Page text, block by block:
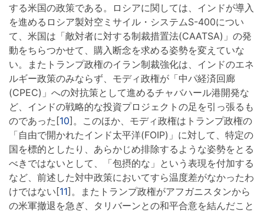
する米国の政策である。ロシアに関しては、インドが導入
を進めるロシア製対空ミサイル・システムS-400につい
て、米国は「敵対者に対する制裁措置法(CAATSA)」の発
動をちらつかせて、購入断念を求める姿勢を変えていな
い。またトランプ政権のイラン制裁強化は、インドのエネ
ルギー政策のみならず、モディ政権が「中パ経済回廊
(CPEC)」への対抗策として進めるチャバハール港開発な
ど、インドの戦略的な投資プロジェクトの足を引っ張るも
のであった[10]。このほか、モディ政権はトランプ政権の
「自由で開かれたインド太平洋(FOIP)」に対して、特定の
国を標的としたり、あらかじめ排除するような姿勢をとる
べきではないとして、「包摂的な」という表現を付加する
など、前述した対中政策においてすら温度差がなかったわ
けではない[11]。またトランプ政権がアフガニスタンから
の米軍撤退を急ぎ、タリバーンとの和平合意を結んだこと